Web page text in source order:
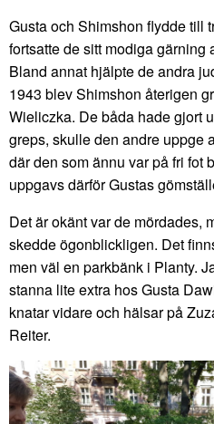
Gusta och Shimshon flydde till
fortsatte de sitt modiga gärning
Bland annat hjälpte de andra
1943 blev Shimshon återigen
Wieliczka. De båda hade gjort
greps, skulle den andre uppge
där den som ännu var på fri fot
uppgavs därför Gustas
Det är okänt var de mördades,
skedde ögonblickligen. Det
men väl en parkbänk i Planty.
stanna lite extra hos Gusta
knatar vidare och hälsar på
Reiter.